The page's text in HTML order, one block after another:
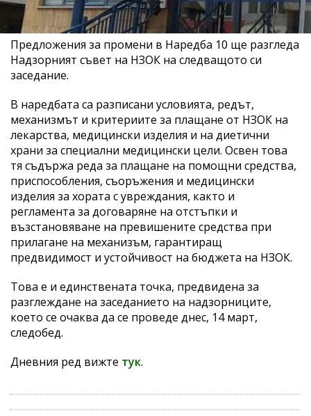
Предложения за промени в Наредба 10 ще разгледа
Надзорният съвет на НЗОК на следващото си
заседание.
В наредбата са разписани условията, редът,
механизмът и критериите за плащане от НЗОК на
лекарства, медицински изделия и на диетични
храни за специални медицински цели. Освен това
тя съдържа реда за плащане на помощни средства,
приспособления, съоръжения и медицински
изделия за хората с увреждания, както и
регламента за договаряне на отстъпки и
възстановяване на превишените средства при
прилагане на механизъм, гарантиращ
предвидимост и устойчивост на бюджета на НЗОК.
Това е и единствената точка, предвидена за
разглеждане на заседанието на надзорниците,
което се очаква да се проведе днес, 14 март,
следобед.
Дневния ред вижте тук.